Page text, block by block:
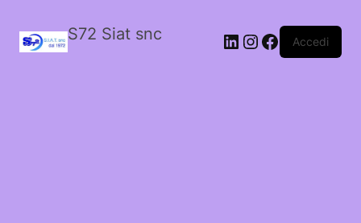
S72 Siat snc LinkedIn
Instagram
Facebook
Accedi